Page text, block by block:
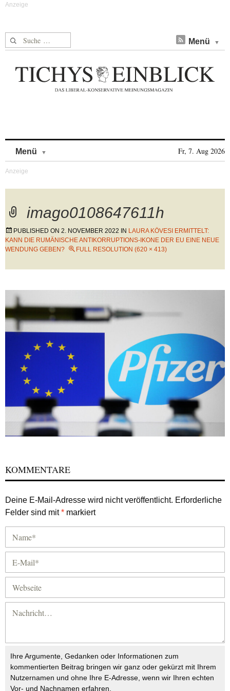
Suche nach: Menü
Menü Fr, 7. Aug 2026
imago0108647611h
PUBLISHED ON 2. NOVEMBER 2022 IN LAURA KÖVESI ERMITTELT:
KANN DIE RUMÄNISCHE ANTIKORRUPTIONS-IKONE DER EU EINE NEUE
WENDUNG GEBEN?
FULL RESOLUTION (620 × 413)
KOMMENTARE
Deine E-Mail-Adresse wird nicht veröffentlicht. Erforderliche
Felder sind mit* markiert
Ihre Argumente, Gedanken oder Informationen zum
kommentierten Beitrag bringen wir ganz oder gekürzt mit Ihrem
Nutzernamen und ohne Ihre E-Adresse, wenn wir Ihren echten
Vor- und Nachnamen erfahren.